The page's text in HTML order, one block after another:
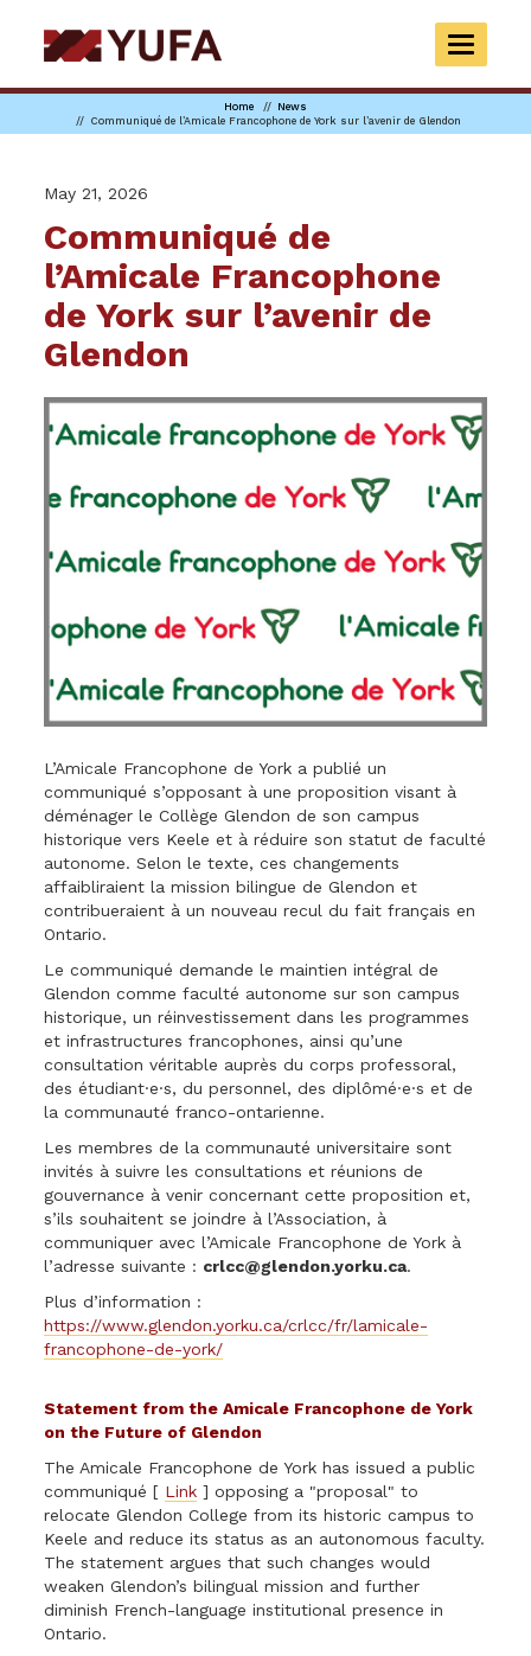
to
main
TOGGLE
Home
News
Communiqué de l’Amicale Francophone de York sur l’avenir de Glendon
May 21, 2026
Communiqué de
l’Amicale Francophone
de York sur l’avenir de
Glendon
L’Amicale Francophone de York a publié un
communiqué s’opposant à une proposition visant à
déménager le Collège Glendon de son campus
historique vers Keele et à réduire son statut de faculté
autonome. Selon le texte, ces changements
affaibliraient la mission bilingue de Glendon et
contribueraient à un nouveau recul du fait français en
Ontario.
Le communiqué demande le maintien intégral de
Glendon comme faculté autonome sur son campus
historique, un réinvestissement dans les programmes
et infrastructures francophones, ainsi qu’une
consultation véritable auprès du corps professoral,
des étudiant·e·s, du personnel, des diplômé·e·s et de
la communauté franco-ontarienne.
Les membres de la communauté universitaire sont
invités à suivre les consultations et réunions de
gouvernance à venir concernant cette proposition et,
s’ils souhaitent se joindre à l’Association, à
communiquer avec l’Amicale Francophone de York à
l’adresse suivante : crlcc@glendon.yorku.ca.
Plus d’information :
https://www.glendon.yorku.ca/crlcc/fr/lamicale-
francophone-de-york/
Statement from the Amicale Francophone de York
on the Future of Glendon
The Amicale Francophone de York has issued a public
communiqué [ Link ] opposing a "proposal" to
relocate Glendon College from its historic campus to
Keele and reduce its status as an autonomous faculty.
The statement argues that such changes would
weaken Glendon’s bilingual mission and further
diminish French-language institutional presence in
Ontario.